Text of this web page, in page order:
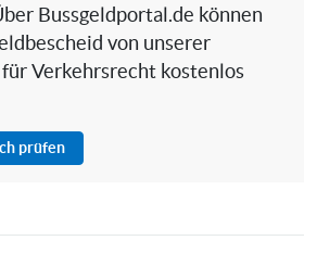
Bussgeldportal.de können
von unserer
Verkehrsrecht kostenlos
prüfen